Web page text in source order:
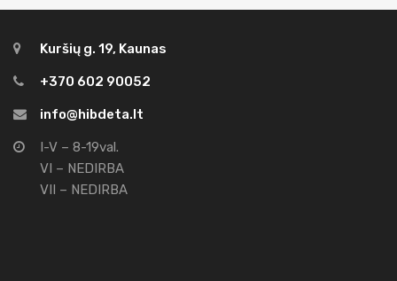
Kuršių g. 19, Kaunas
+370 602 90052
info@hibdeta.lt
I-V – 8-19val.
VI – NEDIRBA
VII – NEDIRBA